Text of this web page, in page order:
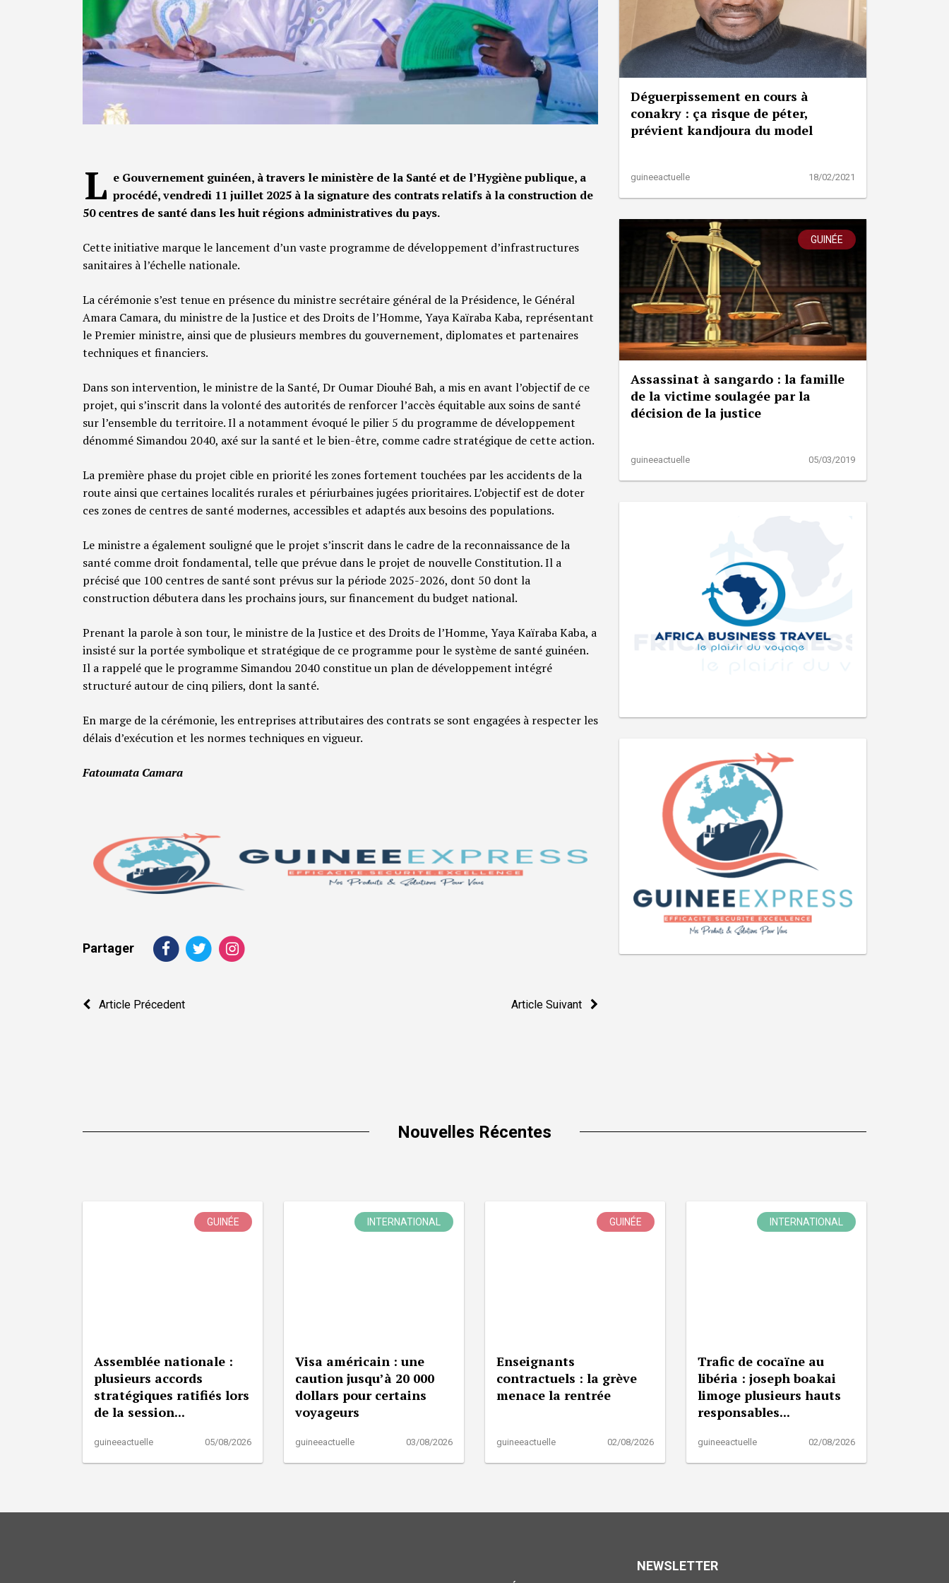
L e Gouvernement guinéen, à travers le ministère de la Santé et de l’Hygiène publique, a
procédé, vendredi 11 juillet 2025 à la signature des contrats relatifs à la construction de
50 centres de santé dans les huit régions administratives du pays.
Cette initiative marque le lancement d’un vaste programme de développement d’infrastructures
sanitaires à l’échelle nationale.
La cérémonie s’est tenue en présence du ministre secrétaire général de la Présidence, le Général
Amara Camara, du ministre de la Justice et des Droits de l’Homme, Yaya Kaïraba Kaba, représentant
le Premier ministre, ainsi que de plusieurs membres du gouvernement, diplomates et partenaires
techniques et financiers.
Dans son intervention, le ministre de la Santé, Dr Oumar Diouhé Bah, a mis en avant l’objectif de ce
projet, qui s’inscrit dans la volonté des autorités de renforcer l’accès équitable aux soins de santé
sur l’ensemble du territoire. Il a notamment évoqué le pilier 5 du programme de développement
dénommé Simandou 2040, axé sur la santé et le bien-être, comme cadre stratégique de cette action.
La première phase du projet cible en priorité les zones fortement touchées par les accidents de la
route ainsi que certaines localités rurales et périurbaines jugées prioritaires. L’objectif est de doter
ces zones de centres de santé modernes, accessibles et adaptés aux besoins des populations.
Le ministre a également souligné que le projet s’inscrit dans le cadre de la reconnaissance de la
santé comme droit fondamental, telle que prévue dans le projet de nouvelle Constitution. Il a
précisé que 100 centres de santé sont prévus sur la période 2025-2026, dont 50 dont la
construction débutera dans les prochains jours, sur financement du budget national.
Prenant la parole à son tour, le ministre de la Justice et des Droits de l’Homme, Yaya Kaïraba Kaba, a
insisté sur la portée symbolique et stratégique de ce programme pour le système de santé guinéen.
Il a rappelé que le programme Simandou 2040 constitue un plan de développement intégré
structuré autour de cinq piliers, dont la santé.
En marge de la cérémonie, les entreprises attributaires des contrats se sont engagées à respecter les
délais d’exécution et les normes techniques en vigueur.
Fatoumata Camara
Partager
Navigation
Article Précedent Article Suivant
Déguerpissement en cours à
conakry : ça risque de péter,
prévient kandjoura du model
guineeactuelle 18/02/2021
GUINÉE
Assassinat à sangardo : la famille
de la victime soulagée par la
décision de la justice
guineeactuelle 05/03/2019
Nouvelles Récentes
GUINÉE
Assemblée nationale :
plusieurs accords
stratégiques ratifiés lors
de la session...
guineeactuelle 05/08/2026
INTERNATIONAL
Visa américain : une
caution jusqu’à 20 000
dollars pour certains
voyageurs
guineeactuelle 03/08/2026
GUINÉE
Enseignants
contractuels : la grève
menace la rentrée
guineeactuelle 02/08/2026
INTERNATIONAL
Trafic de cocaïne au
libéria : joseph boakai
limoge plusieurs hauts
responsables...
guineeactuelle 02/08/2026
NEWSLETTER